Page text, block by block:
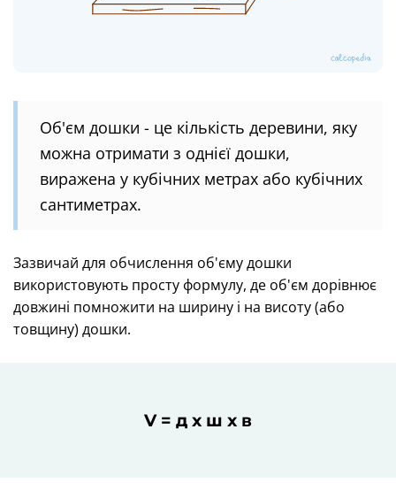
Об'єм дошки - це кількість деревини, яку
можна отримати з однієї дошки,
виражена у кубічних метрах або кубічних
сантиметрах.
Зазвичай для обчислення об'єму дошки
використовують просту формулу, де об'єм дорівнює
довжині помножити на ширину і на висоту (або
товщину) дошки.
V = д x ш x в